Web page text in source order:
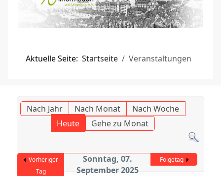
Aktuelle Seite:Startseite Veranstaltungen
Nach Jahr Nach Monat
Nach Woche
Heute
Gehe zu Monat
Vorheriger
Tag
Sonntag, 07.
September 2025
Folgetag